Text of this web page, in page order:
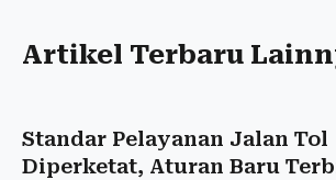
Artikel Terbaru
Standar Pelayanan Jalan Tol
Diperketat, Aturan Baru